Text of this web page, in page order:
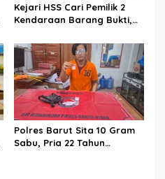
Kejari HSS Cari Pemilik 2
Kendaraan Barang Bukti,
Polres Barut Sita 10 Gram
Sabu, Pria 22 Tahun